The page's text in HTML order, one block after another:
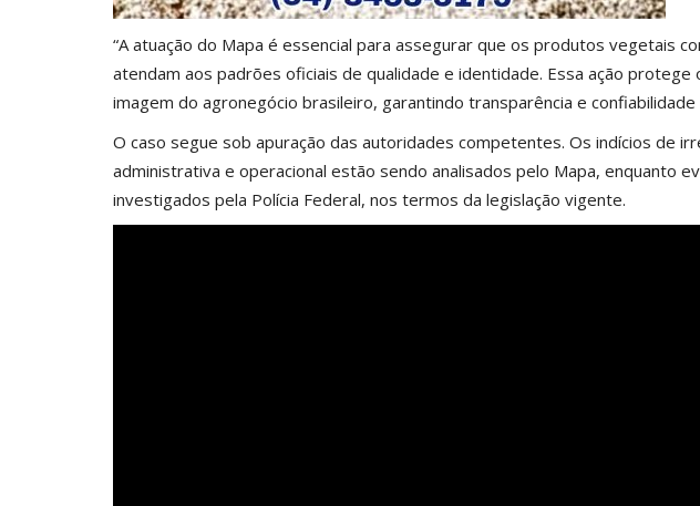
“A atuação do Mapa é essencial para assegurar que os produtos vegetais
atendam aos padrões oficiais de qualidade e identidade. Essa ação
imagem do agronegócio brasileiro, garantindo transparência e confiabilidade
O caso segue sob apuração das autoridades competentes. Os indícios de
administrativa e operacional estão sendo analisados pelo Mapa, enquanto
investigados pela Polícia Federal, nos termos da legislação vigente.